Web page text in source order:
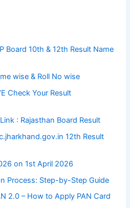
Board 10th & 12th Result Name
wise & Roll No wise
Check Your Result
: ​Rajasthan Board Result
12th Result
on 1st April 2026
Process: Step-by-Step Guide
2.0 – How to Apply PAN Card